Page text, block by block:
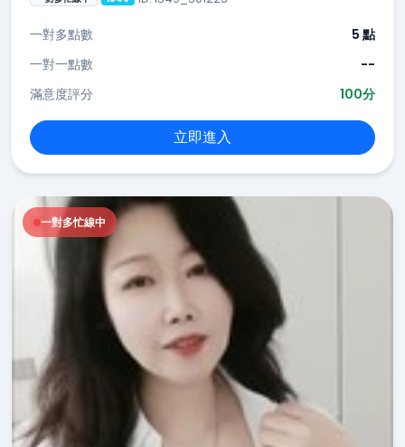
一對多點數
5 點
一對一點數
--
滿意度評分
100分
立即進入
一對多忙線中